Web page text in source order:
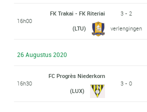
16h00
FK Trakai - FK Riteriai
(LTU)
3 - 2
verlengingen
26 Augustus 2020
16h30
FC Progrès Niederkorn
(LUX)
3 - 0